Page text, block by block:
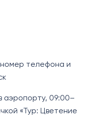
номер телефона и
аэропорту, 09:00–
«Тур: Цветение